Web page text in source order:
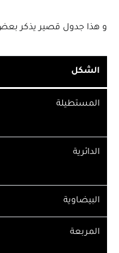
و هذا جدول قصير يذكر
الشكل
المستطيلة
الدائرية
البيضاوية
المربعة